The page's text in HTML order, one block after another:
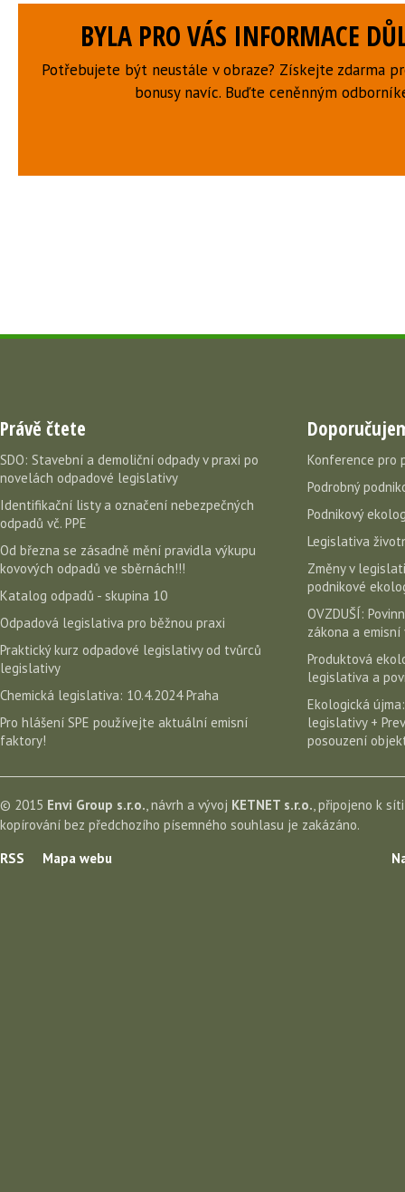
BYLA PRO VÁS INFORMACE
Potřebujete být neustále v obraze? Získejte zdarma
bonusy navíc. Buďte ceněnným
Právě čtete
SDO: Stavební a demoliční odpady v praxi po
novelách odpadové legislativy
Identifikační listy a označení nebezpečných
odpadů vč. PPE
Od března se zásadně mění pravidla výkupu
kovových odpadů ve sběrnách!!!
Katalog odpadů - skupina 10
Odpadová legislativa pro běžnou praxi
Praktický kurz odpadové legislativy od tvůrců
legislativy
Chemická legislativa: 10.4.2024 Praha
Pro hlášení SPE používejte aktuální emisní
faktory!
Konference pro
Podrobný
Podnikový
Legislativa
Změny v
podnikové
OVZDUŠÍ:
zákona a emisní
Produktová
legislativa a
Ekologická
legislativy +
posouzení
© 2015 Envi Group s.r.o. , návrh a vývoj KETNET s.r.o. , připojeno k
kopírování bez předchozího písemného souhlasu je zakázáno.
RSS
Mapa webu